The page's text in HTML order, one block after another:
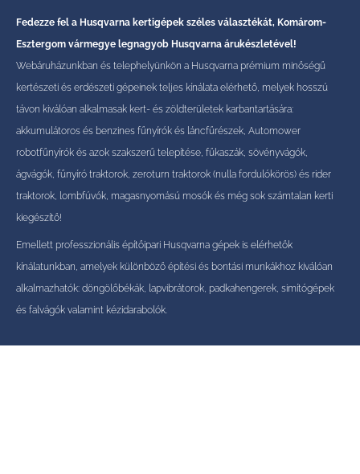
Fedezze fel a Husqvarna kertigépek széles választékát, Komárom-
Esztergom vármegye legnagyob Husqvarna árukészletével!
Webáruházunkban és telephelyünkön a Husqvarna prémium minőségű
kertészeti és erdészeti gépeinek teljes kínálata elérhető, melyek hosszú
távon kiválóan alkalmasak kert- és zöldterületek karbantartására:
akkumulátoros és benzines fűnyírók és láncfűrészek, Automower
robotfűnyírók és azok szakszerű telepítése, fűkaszák, sövényvágók,
ágvágók, fűnyíró traktorok, zeroturn traktorok (nulla fordulókörös) és rider
traktorok, lombfúvók, magasnyomású mosók és még sok számtalan kerti
kiegészítő!
Emellett professzionális építőipari Husqvarna gépek is elérhetők
kínálatunkban, amelyek különböző építési és bontási munkákhoz kiválóan
alkalmazhatók: döngölőbékák, lapvibrátorok, padkahengerek, simítógépek
és falvágók valamint kézidarabolók.